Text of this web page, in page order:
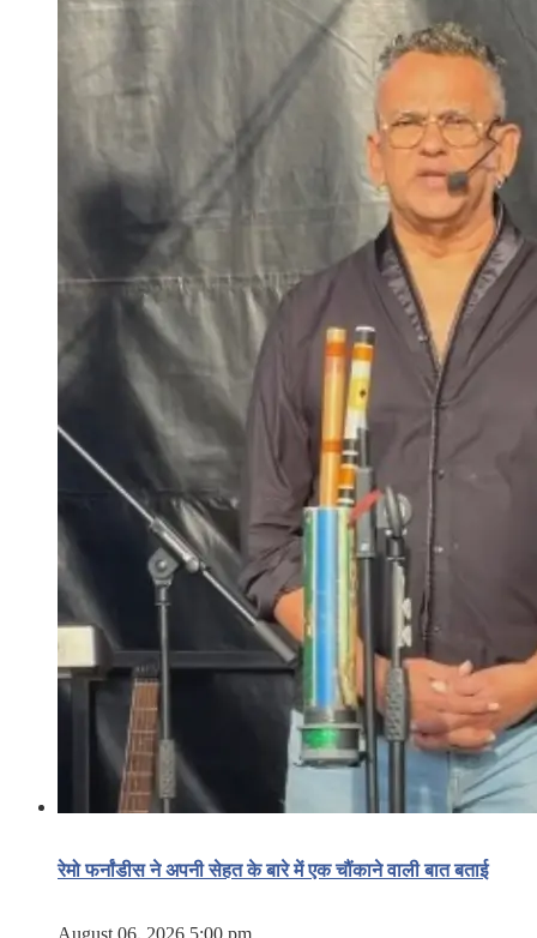
रेमो फर्नांडीस ने अपनी सेहत के बारे में एक चौंकाने वाली बात बताई
August 06, 2026 5:00 pm